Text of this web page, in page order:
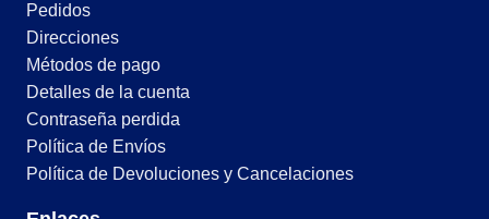
Pedidos
Direcciones
Métodos de pago
Detalles de la cuenta
Contraseña perdida
Política de Envíos
Política de Devoluciones y Cancelaciones